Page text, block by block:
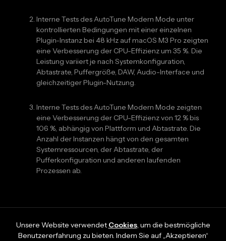
Interne Tests des AutoTune Modern Mode unter
kontrollierten Bedingungen mit einer einzelnen
Plugin-Instanz bei 48 kHz auf macOS M3 Pro zeigten
eine Verbesserung der CPU-Effizienz um 35 %. Die
Leistung variiert je nach Systemkonfiguration,
Abtastrate, Puffergröße, DAW, Audio-Interface und
gleichzeitiger Plugin-Nutzung.
Interne Tests des AutoTune Modern Mode zeigten
eine Verbesserung der CPU-Effizienz von 12 % bis
106 %, abhängig von Plattform und Abtastrate. Die
Anzahl der Instanzen hängt von den gesamten
Systemressourcen, der Abtastrate, der
Pufferkonfiguration und anderen laufenden
Prozessen ab.
Unsere Website verwendetCookies, um die bestmögliche
Benutzererfahrung zu bieten. Indem Sie auf „Akzeptieren“